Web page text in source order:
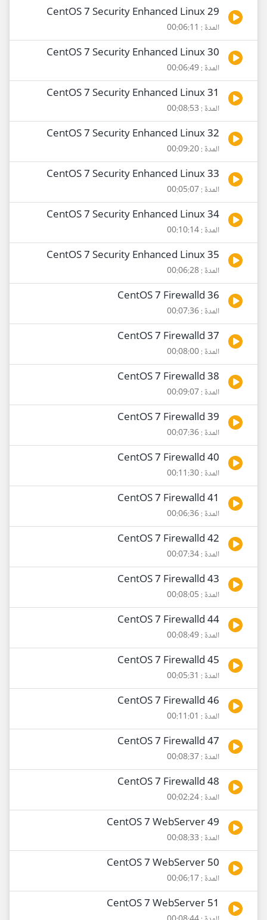
29 CentOS 7 Security Enhanced Linux
المدة : 00:06:11
30 CentOS 7 Security Enhanced Linux
المدة : 00:06:49
31 CentOS 7 Security Enhanced Linux
المدة : 00:08:53
32 CentOS 7 Security Enhanced Linux
المدة : 00:09:20
33 CentOS 7 Security Enhanced Linux
المدة : 00:05:07
34 CentOS 7 Security Enhanced Linux
المدة : 00:10:14
35 CentOS 7 Security Enhanced Linux
المدة : 00:06:28
36 CentOS 7 Firewalld
المدة : 00:07:36
37 CentOS 7 Firewalld
المدة : 00:08:00
38 CentOS 7 Firewalld
المدة : 00:09:07
39 CentOS 7 Firewalld
المدة : 00:07:36
40 CentOS 7 Firewalld
المدة : 00:11:30
41 CentOS 7 Firewalld
المدة : 00:06:36
42 CentOS 7 Firewalld
المدة : 00:07:34
43 CentOS 7 Firewalld
المدة : 00:08:05
44 CentOS 7 Firewalld
المدة : 00:08:49
45 CentOS 7 Firewalld
المدة : 00:05:31
46 CentOS 7 Firewalld
المدة : 00:11:01
47 CentOS 7 Firewalld
المدة : 00:08:37
48 CentOS 7 Firewalld
المدة : 00:02:24
49 CentOS 7 WebServer
المدة : 00:08:33
50 CentOS 7 WebServer
المدة : 00:06:17
51 CentOS 7 WebServer